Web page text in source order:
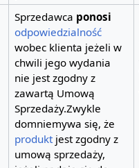
Sprzedawca ponosi
odpowiedzialność
wobec klienta jeżeli w
chwili jego wydania
nie jest zgodny z
zawartą Umową
Sprzedaży.Zwykle
domniemywa się, że
produktjest zgodny z
umową sprzedaży,